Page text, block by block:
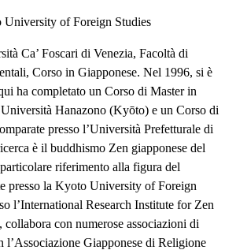
University of Foreign Studies
Ca’ Foscari di Venezia, Facoltà di
Corso in Giapponese. Nel 1996, si è
ha completato un Corso di Master in
Hanazono (Kyōto) e un Corso di
presso l’Università Prefetturale di
è il buddhismo Zen giapponese del
riferimento alla figura del
presso la Kyoto University of Foreign
l’International Research Institute for Zen
con numerose associazioni di
l’Associazione Giapponese di Religione